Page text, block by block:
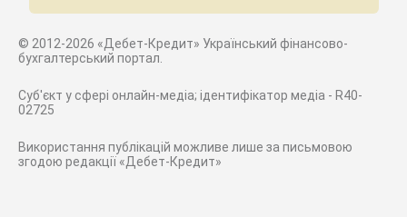
© 2012-2026 «Дебет-Кредит» Український фінансово-
бухгалтерський портал.
Суб'єкт у сфері онлайн-медіа; ідентифікатор медіа - R40-
02725
Використання публікацій можливе лише за письмовою
згодою редакції «Дебет-Кредит»